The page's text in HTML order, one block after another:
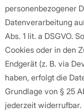
personenbezogener
Datenverarbeitung
Abs. 1 lit. a DSGVO.
Cookies oder in den
Endgerät (z. B. via
haben, erfolgt die
Grundlage von § 25
jederzeit